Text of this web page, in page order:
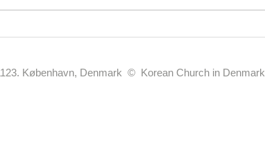
København, Denmark © Korean Church in Denmark